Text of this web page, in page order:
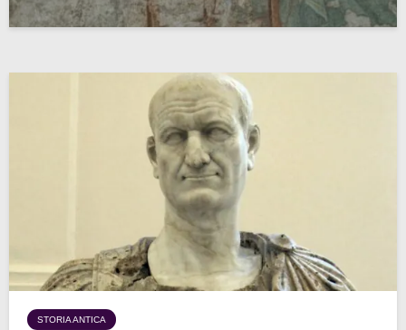
STORIA ANTICA